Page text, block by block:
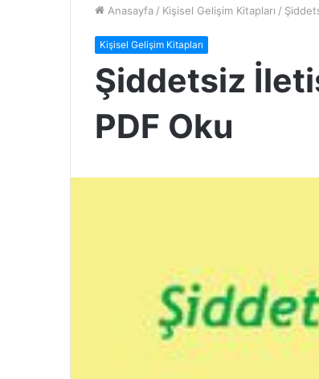
Anasayfa / Kişisel Gelişim Kitapları /
Kişisel Gelişim Kitapları
Şiddetsiz
PDF Oku